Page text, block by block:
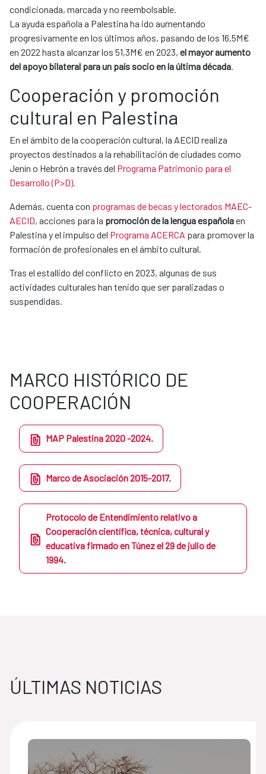
condicionada, marcada y no reembolsable.
La ayuda española a Palestina ha ido aumentando
progresivamente en los últimos años, pasando de los 16,5M€
en 2022 hasta alcanzar los 51,3M€ en 2023, el mayor aumento
del apoyo bilateral para un país socio en la última década.
Cooperación y promoción
cultural en Palestina
En el ámbito de la cooperación cultural, la AECID realiza
proyectos destinados a la rehabilitación de ciudades como
Jenín o Hebrón a través del Programa Patrimonio para el
Desarrollo (P>D).
Además, cuenta con programas de becas y lectorados MAEC-
AECID, acciones para la promoción de la lengua españolaen
Palestina y el impulso del Programa ACERCA para promover la
formación de profesionales en el ámbito cultural.
Tras el estallido del conflicto en 2023, algunas de sus
actividades culturales han tenido que ser paralizadas o
suspendidas.​​​​
MARCO HISTÓRICO DE
COOPERACIÓN
MAP Palestina 2020 -2024.
Marco de Asociación 2015-2017.
Protocolo de Entendimiento relativo a
Cooperación científica, técnica, cultural y
educativa firmado en Túnez el 29 de julio de
1994.
ÚLTIMAS NOTICIAS